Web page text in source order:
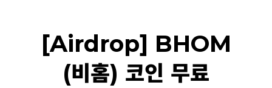
[Airdrop] BHOM
(비홈) 코인 무료